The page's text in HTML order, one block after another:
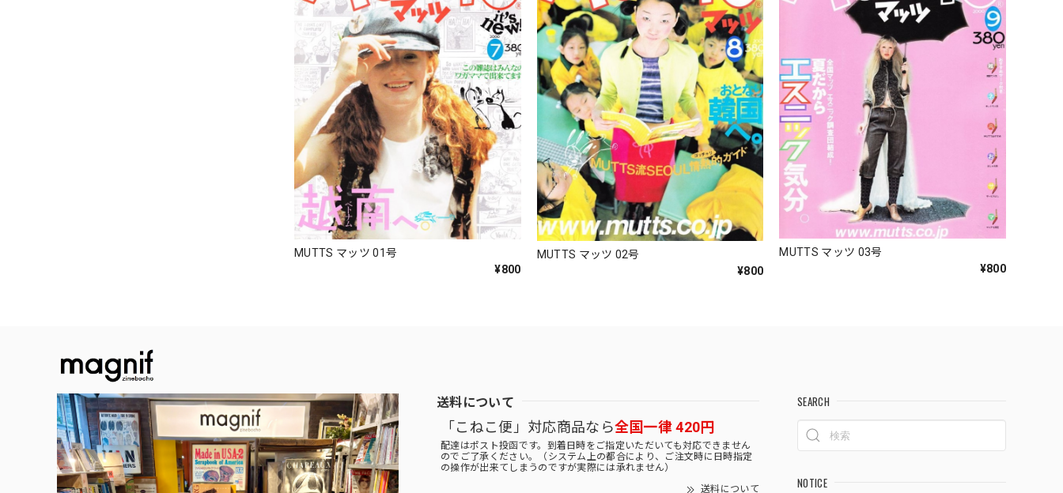
MUTTS マッツ 01号
¥800
MUTTS マッツ 02号
¥800
MUTTS マッツ 03号
¥800
送料について
「こねこ便」対応商品なら全国一律 420円
配達はポスト投函です。到着日時をご指定いただいても対応できません
のでご了承ください。（システム上の都合により、ご注文時に日時指定
の操作が出来てしまうのですが実際には承れません）
送料について
SEARCH
NOTICE